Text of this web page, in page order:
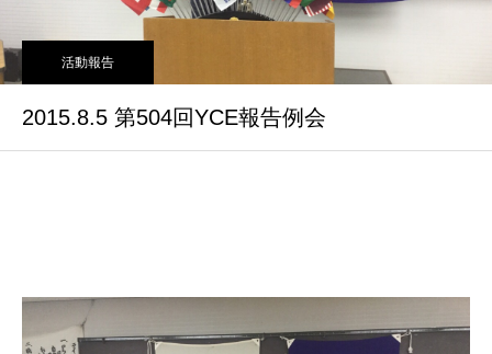
活動報告
2015.8.5 第504回YCE報告例会